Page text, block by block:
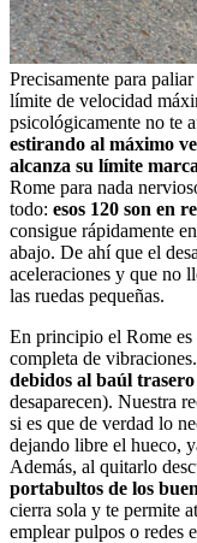
Precisamente para
límite de velocidad
psicológicamente no te
estirando al máximo
alcanza su límite
Rome para nada
todo: esos 120 son en
consigue rápidamente
abajo. De ahí que el
aceleraciones y que no
las ruedas pequeñas.
En principio el Rome es
completa de
debidos al baúl trasero
desaparecen). Nuestra
si es que de verdad lo
dejando libre el hueco,
Además, al quitarlo
portabultos de los
cierra sola y te permite
emplear pulpos o redes